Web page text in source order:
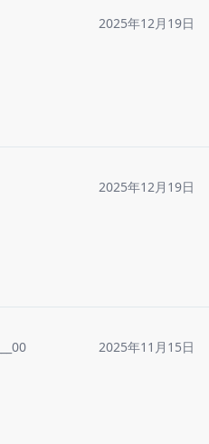
2025年12月19日
2025年12月19日
2025年11月15日